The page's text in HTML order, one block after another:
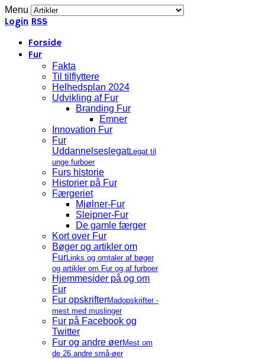
Menu
Login RSS
Forside
Fur
Fakta
Til tilflyttere
Helhedsplan 2024
Udvikling af Fur
Branding Fur
Emner
Innovation Fur
Fur
UddannelseslegatLegat til
unge furboer
Furs historie
Historier på Fur
Færgeriet
Mjølner-Fur
Sleipner-Fur
De gamle færger
Kort over Fur
Bøger og artikler om
FurLinks og omtaler af bøger
og artikler om Fur og af furboer
Hjemmesider på og om
Fur
Fur opskrifterMadopskrifter -
mest med muslinger
Fur på Facebook og
Twitter
Fur og andre øerMest om
de 26 andre små-øer